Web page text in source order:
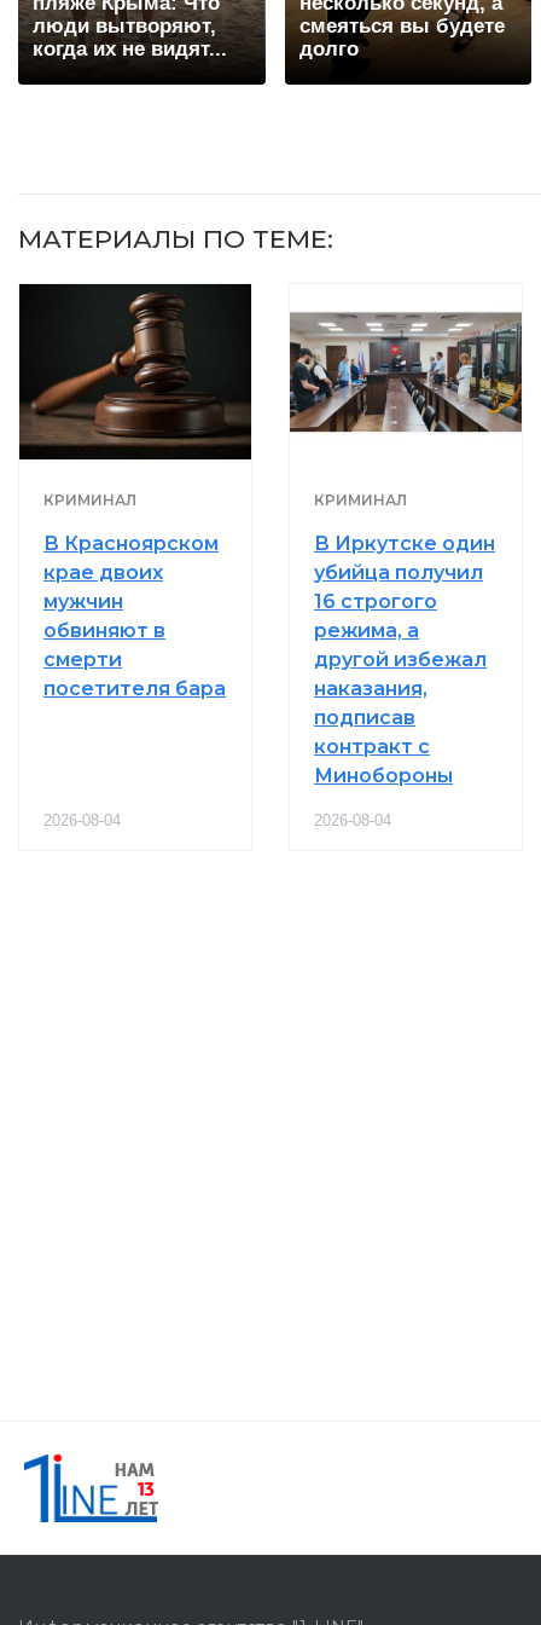
люди вытворяют,
когда их не видят...
смеяться вы будете
долго
МАТЕРИАЛЫ ПО ТЕМЕ:
КРИМИНАЛ
В Красноярском
крае двоих
мужчин
обвиняют в
смерти
посетителя бара
2026-08-04
КРИМИНАЛ
В Иркутске один
убийца получил
16 строгого
режима, а
другой избежал
наказания,
подписав
контракт с
Минобороны
2026-08-04